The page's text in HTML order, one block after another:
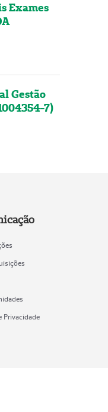
Exames
Gestão
7)
Privacidade